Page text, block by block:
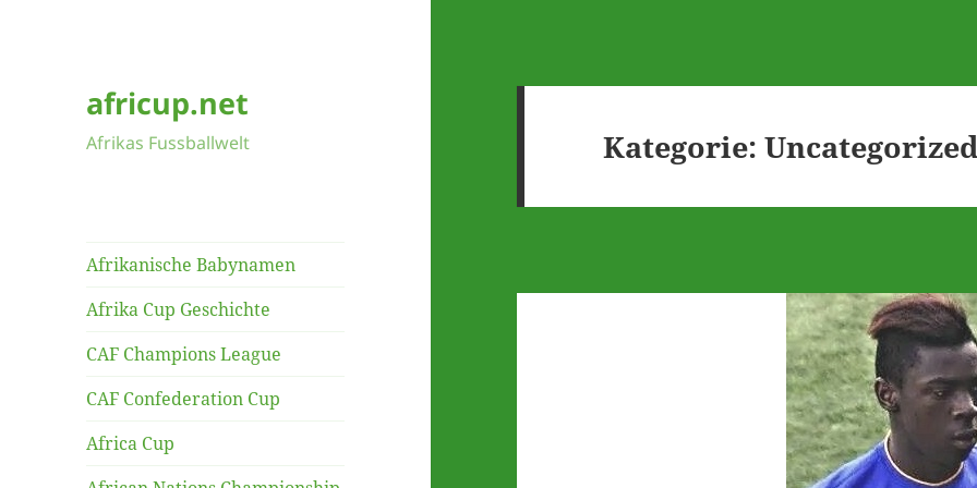
africup.net
Afrikas Fussballwelt
Afrikanische Babynamen
Afrika Cup Geschichte
CAF Champions League
CAF Confederation Cup
Africa Cup
Kategorie: